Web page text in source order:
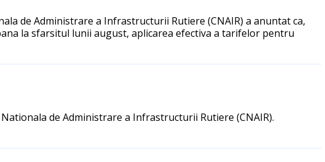
de Administrare a Infrastructurii Rutiere (CNAIR) a anuntat ca,
la sfarsitul lunii august, aplicarea efectiva a tarifelor pentru
de Administrare a Infrastructurii Rutiere (CNAIR).